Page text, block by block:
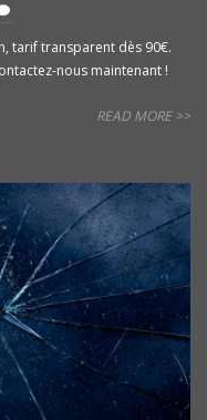
tarif transparent dès 90€.
nous maintenant !
READ MORE >>